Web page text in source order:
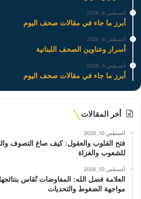
أغسطس 6, 2026
أبرز ما جاء في مقالات صحف اليوم
أغسطس 6, 2026
أسرار وعناوين الصحف اللبنانية
أغسطس 5, 2026
أبرز ما جاء في مقالات صحف اليوم
أخر المقالات
أغسطس 10, 2026
فتح القلوب والعقول: كيف صاغ التصوف
للشعوب والغزاة
أغسطس 10, 2026
العلامة فضل الله: المفاوضات تُقاس
مواجهة الضغوط والتحديات